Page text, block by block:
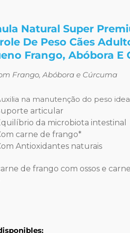
Natural Super
De Peso Cães
Frango, Abóbora E
Frango, Abóbora e Cúrcuma
na manutenção do peso
articular
da microbiota intestinal
carne de frango*
Antioxidantes naturais
de frango com ossos e